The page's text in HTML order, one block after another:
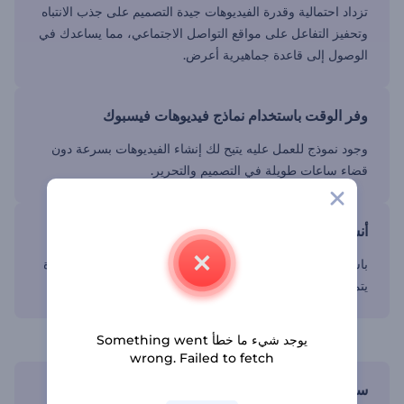
تزداد احتمالية وقدرة الفيديوهات جيدة التصميم على جذب الانتباه
وتحفيز التفاعل على مواقع التواصل الاجتماعي، مما يساعدك في
الوصول إلى قاعدة جماهيرية أعرض.
وفر الوقت باستخدام نماذج فيديوهات فيسبوك
وجود نموذج للعمل عليه يتيح لك إنشاء الفيديوهات بسرعة دون
قضاء ساعات طويلة في التصميم والتحرير.
أنشئ محتوى احترافي
باستخدام النماذج بمثابة لوحة، يمكنك إنشاء محتوى عالي الجودة
يتميز على مواقع التواصل الاجتماعي.
سهولة الاستخدام
يوجد شيء ما خطأ Something went
wrong. Failed to fetch